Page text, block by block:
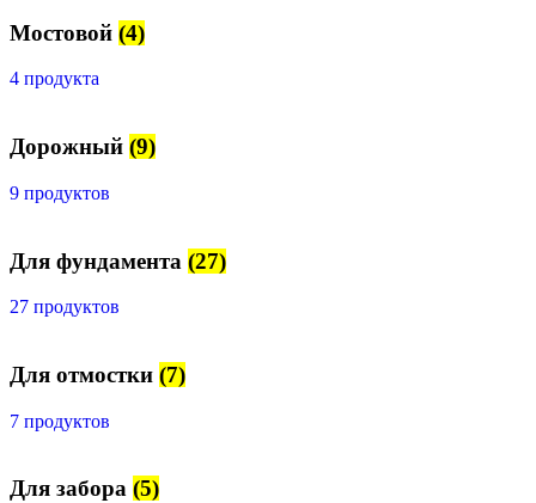
Мостовой (4)
4 продукта
Дорожный (9)
9 продуктов
Для фундамента (27)
27 продуктов
Для отмостки (7)
7 продуктов
Для забора (5)